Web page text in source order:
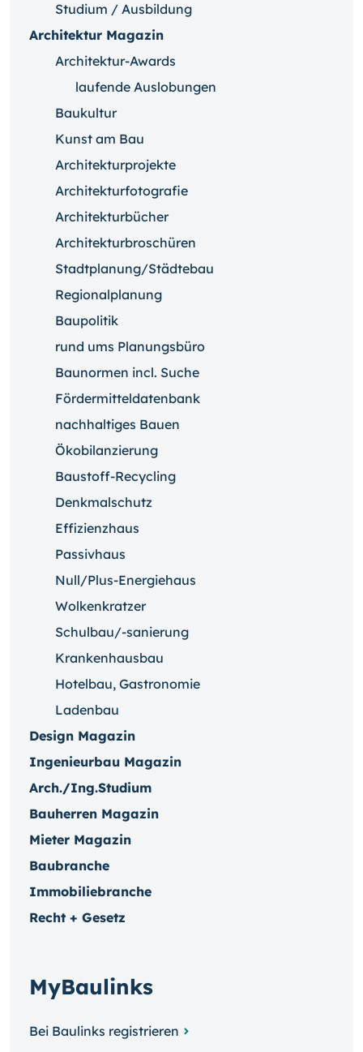
Studium / Ausbildung
Architektur Magazin
Architektur-Awards
laufende Auslobungen
Baukultur
Kunst am Bau
Architekturprojekte
Architekturfotografie
Architekturbücher
Architekturbroschüren
Stadtplanung/Städtebau
Regionalplanung
Baupolitik
rund ums Planungsbüro
Baunormen incl. Suche
Fördermitteldatenbank
nachhaltiges Bauen
Ökobilanzierung
Baustoff-Recycling
Denkmalschutz
Effizienzhaus
Passivhaus
Null/Plus-Energiehaus
Wolkenkratzer
Schulbau/-sanierung
Krankenhausbau
Hotelbau, Gastronomie
Ladenbau
Design Magazin
Ingenieurbau Magazin
Arch./Ing.Studium
Bauherren Magazin
Mieter Magazin
Baubranche
Immobiliebranche
Recht + Gesetz
MyBaulinks
Bei Baulinks registrieren